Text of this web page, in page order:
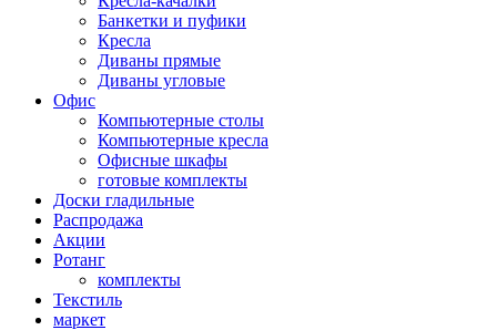
Банкетки и пуфики
Кресла
Диваны прямые
Диваны угловые
Офис
Компьютерные столы
Компьютерные кресла
Офисные шкафы
готовые комплекты
Доски гладильные
Распродажа
Акции
Ротанг
комплекты
Текстиль
маркет